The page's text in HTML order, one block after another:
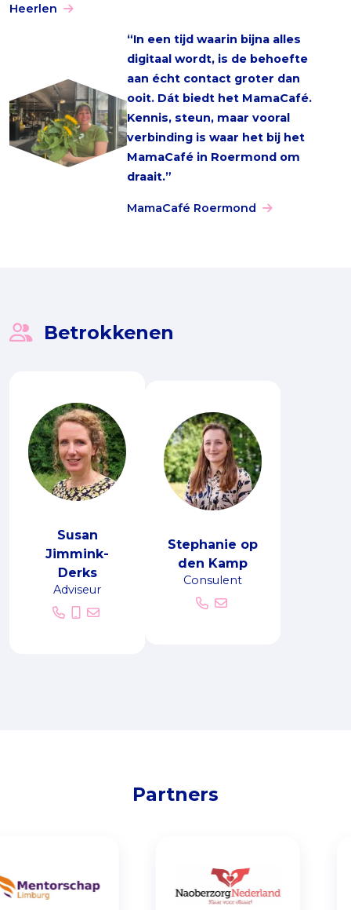
Heerlen
“In een tijd waarin bijna alles
digitaal wordt, is de behoefte
aan écht contact groter dan
ooit. Dát biedt het MamaCafé.
Kennis, steun, maar vooral
verbinding is waar het bij het
MamaCafé in Roermond om
draait.”
MamaCafé Roermond
Betrokkenen
Susan
Jimmink-
Derks
Adviseur
Stephanie op
den Kamp
Consulent
Partners